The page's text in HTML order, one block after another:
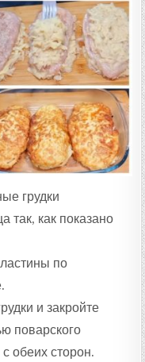
грудки
так, как показано
по
и закройте
поварского
обеих сторон.